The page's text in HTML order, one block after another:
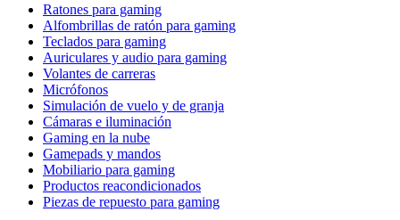
Ratones para gaming
Alfombrillas de ratón para gaming
Teclados para gaming
Auriculares y audio para gaming
Volantes de carreras
Micrófonos
Simulación de vuelo y de granja
Cámaras e iluminación
Gaming en la nube
Gamepads y mandos
Mobiliario para gaming
Productos reacondicionados
Piezas de repuesto para gaming